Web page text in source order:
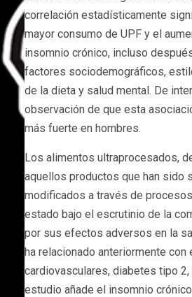
correlación estadísticamente
mayor consumo de UPF y el
insomnio crónico, incluso
factores sociodemográficos,
de la dieta y salud mental. De
observación de que esta
más fuerte en hombres.
Los alimentos ultraprocesados,
aquellos productos que han sido
modificados a través de
estado bajo el escrutinio de la
por sus efectos adversos en la
ha relacionado anteriormente con
cardiovasculares, diabetes tipo
estudio añade el insomnio